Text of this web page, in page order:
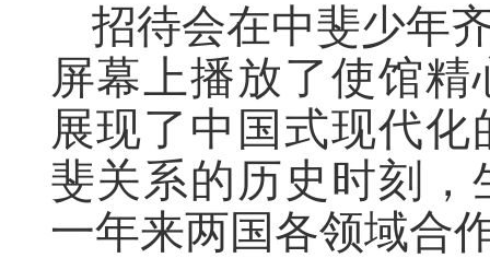
招待会在中斐少年
屏幕上播放了使馆
展现了中国式现代化
斐关系的历史时刻
一年来两国各领域合